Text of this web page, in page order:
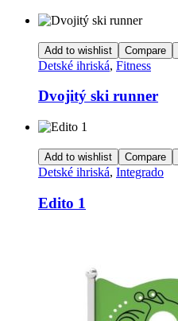
Add to wishlist Compare
Detské ihriská, Fitness
Dvojitý ski runner
Add to wishlist Compare
Detské ihriská, Integrado
Edito 1